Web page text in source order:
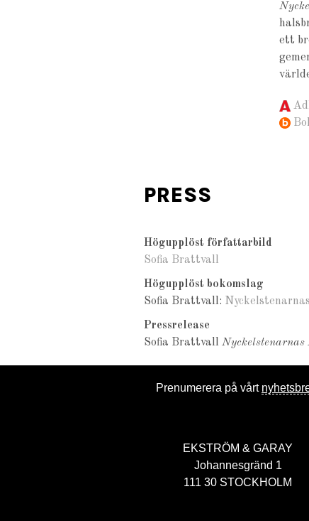
ett
PRESS
Högupplöst författarbild
Sofia Brattvall
Högupplöst bokomslag
Sofia Brattvall:
Pressrelease
Sofia Brattvall
Prenumerera på vårt
EKSTRÖM & GARAY
Johannesgränd 1
111 30 STOCKHOLM